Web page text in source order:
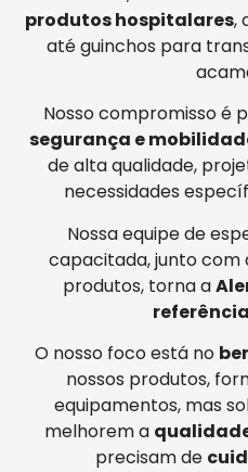
produtos hospitalares,
até guinchos para
Nosso compromisso é
segurança e
de alta qualidade,
necessidades
Nossa equipe de
capacitada, junto com
produtos, torna a
O nosso foco está no
nossos produtos,
equipamentos, mas
melhorem a
precisam de